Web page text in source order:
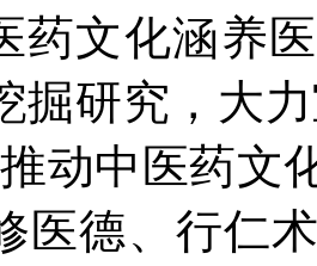
文化涵养
掘研究，大
动中医药文
医德、行仁